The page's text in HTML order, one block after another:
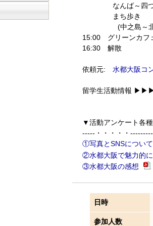
なんば～四つ橋
まち歩き
(中之島～北浜
15:00 グリーンカフ
16:30 解散
依頼元: 水都大阪
留学生活動情報
▼活動アンケート各
-----・・・・・
①写真とSNSについ
②水都大阪で魅力的
③水都大阪の感想
日時
参加人数